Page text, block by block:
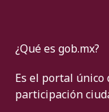
¿Qué es gob.mx?
Es el portal
participación